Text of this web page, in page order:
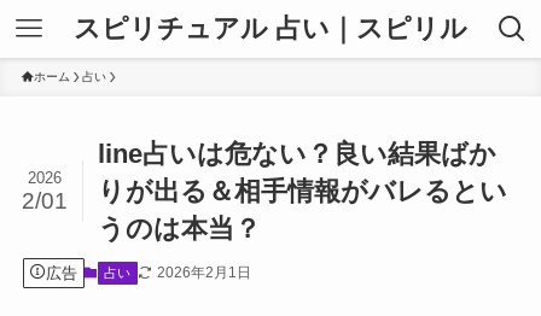
スピリチュアル 占い｜スピリル
ホーム 占い
line占いは危ない？良い結果ばか
りが出る＆相手情報がバレるとい
うのは本当？
2026
2/01
広告 占い 2026年2月1日